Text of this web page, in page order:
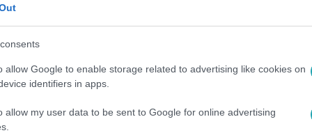
allow Google to enable storage related to advertising like cookies on
identifiers in apps.
allow my user data to be sent to Google for online advertising
de igaz: a krumpli segíthet a depresszió
a krumpli javíthatja a hangulatot! Fedezd fel, miért
antidepresszáns!